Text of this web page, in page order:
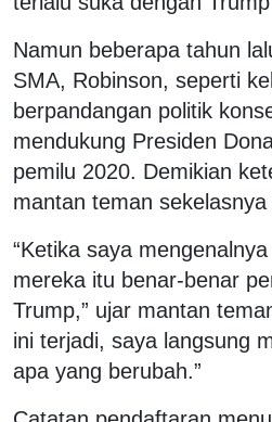
Namun beberapa tahun
SMA, Robinson, seperti
berpandangan politik
mendukung Presiden
pemilu 2020. Demikian
mantan teman sekelasnya
“Ketika saya
mereka itu benar-benar
Trump,” ujar mantan
ini terjadi, saya langsung
apa yang berubah.”